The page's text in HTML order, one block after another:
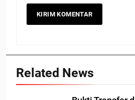
Related News